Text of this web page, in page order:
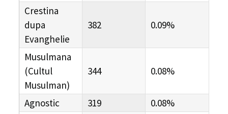
Crestina
dupa
Evanghelie
382 0.09%
Musulmana
(Cultul
Musulman)
344 0.08%
Agnostic 319
0.08%